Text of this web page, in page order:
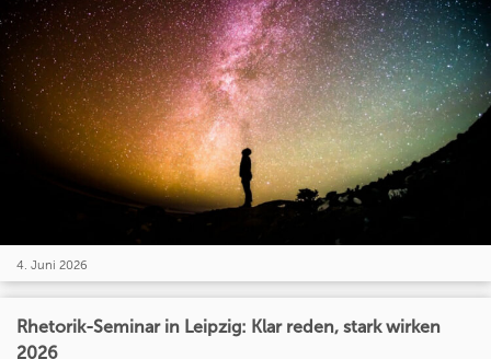
4. Juni 2026
Rhetorik-Seminar in Leipzig: Klar reden, stark wirken
2026